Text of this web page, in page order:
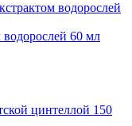
60 мл